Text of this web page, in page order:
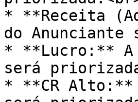
* **Receita
do
* **Lucro:** A
será
* **CR Alto:**